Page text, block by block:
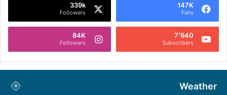
147K
Fans
339k
Followers
7٬640
Subscribers
84K
Followers
Weather